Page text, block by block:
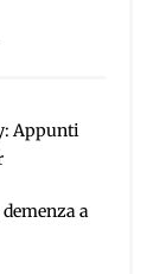
Appunti
a